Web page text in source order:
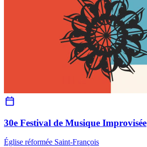
30e Festival de Musique Improvisée
Église réformée Saint-François